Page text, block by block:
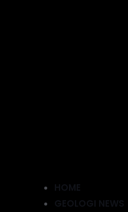
HOME
GEOLOGI NEWS